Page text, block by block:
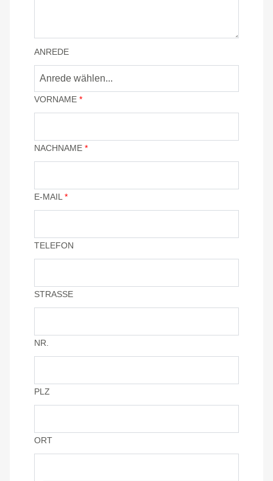
ANREDE
VORNAME *
NACHNAME *
E-MAIL*
TELEFON
STRASSE
NR.
PLZ
ORT